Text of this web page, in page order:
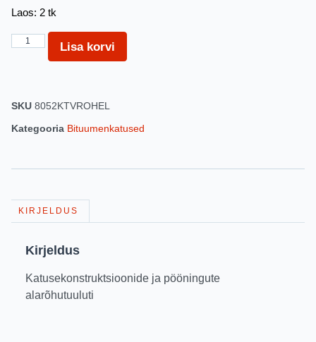
Laos: 2 tk
Lisa korvi
SKU 8052KTVROHEL
Kategooria Bituumenkatused
KIRJELDUS
Kirjeldus
Katusekonstruktsioonide ja pööningute
alarõhutuuluti